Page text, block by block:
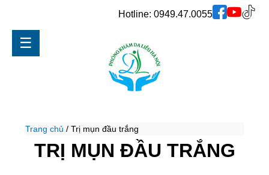
Hotline: 0949.47.0055
☰
Trang chủ /Trị mụn đầu trắng
TRỊ MỤN ĐẦU TRẮNG